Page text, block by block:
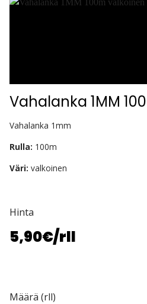
Vahalanka 1MM
Vahalanka 1mm
Rulla: 100m
Väri: valkoinen
Hinta
5,90€/rll
Määrä (rll)